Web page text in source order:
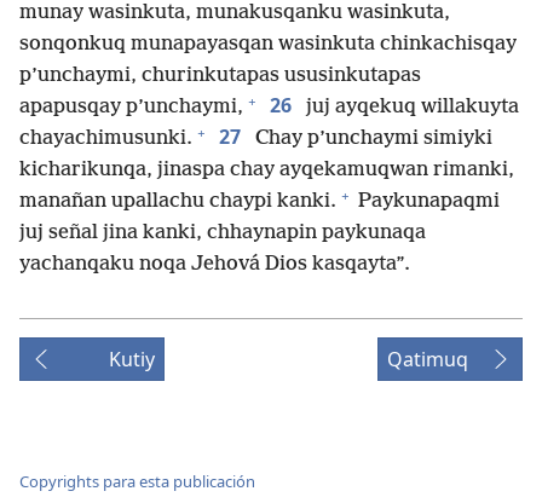
munay wasinkuta, munakusqanku wasinkuta,
sonqonkuq munapayasqan wasinkuta chinkachisqay
p’unchaymi, churinkutapas ususinkutapas
apapusqay p’unchaymi, + 26
juj ayqekuq willakuyta
chayachimusunki. + 27
Chay p’unchaymi simiyki
kicharikunqa, jinaspa chay ayqekamuqwan rimanki,
manañan upallachu chaypi kanki. + Paykunapaqmi
juj señal jina kanki, chhaynapin paykunaqa
yachanqaku noqa Jehová Dios kasqayta”.
Kutiy Qatimuq
Copyrights para esta publicación